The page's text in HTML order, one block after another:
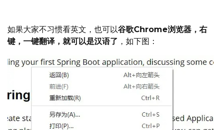
如果大家不习惯看英文，也可以谷歌Chrome浏览器，右
键，一键翻译，就可以是汉语了 ，如下图：